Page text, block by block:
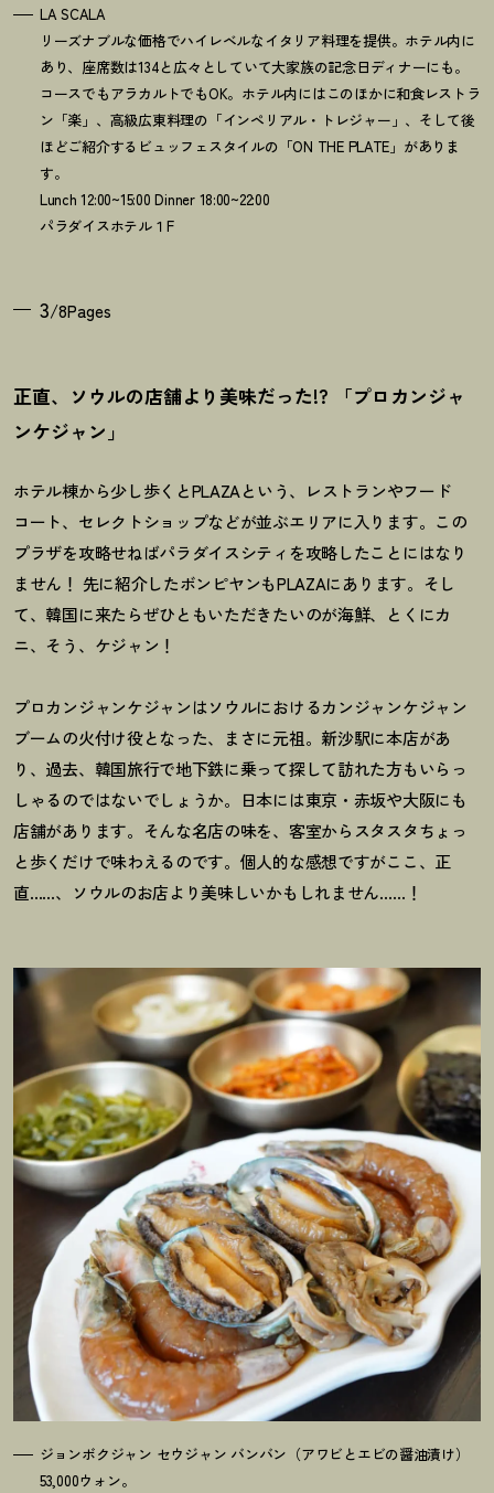
LA SCALA
リーズナブルな価格でハイレベルなイタリア料理を提供。ホテル内に
あり、座席数は134と広々としていて大家族の記念日ディナーにも。
コースでもアラカルトでもOK。ホテル内にはこのほかに和食レストラ
ン「楽」、高級広東料理の「インペリアル・トレジャー」、そして後
ほどご紹介するビュッフェスタイルの「ON THE PLATE」がありま
す。
Lunch 12:00~15:00 Dinner 18:00~22:00
パラダイスホテル１F
3/8Pages
正直、ソウルの店舗より美味だった!? 「プロカンジャ
ンケジャン」
ホテル棟から少し歩くとPLAZAという、レストランやフード
コート、セレクトショップなどが並ぶエリアに入ります。この
プラザを攻略せねばパラダイスシティを攻略したことにはなり
ません ！ 先に紹介したボンピヤンもPLAZAにあります。そし
て、韓国に来たらぜひともいただきたいのが海鮮、とくにカ
ニ、そう、ケジャン ！
プロカンジャンケジャンはソウルにおけるカンジャンケジャン
ブームの火付け役となった、まさに元祖。新沙駅に本店があ
り、過去、韓国旅行で地下鉄に乗って探して訪れた方もいらっ
しゃるのではないでしょうか。日本には東京・赤坂や大阪にも
店舗があります。そんな名店の味を、客室からスタスタちょっ
と歩くだけで味わえるのです。個人的な感想ですがここ、正
直……、ソウルのお店より美味しいかもしれません…… ！
ジョンボクジャン セウジャン バンバン（アワビとエビの醤油漬け）
53,000ウォン。